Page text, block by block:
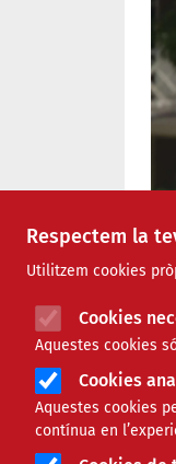
Respectem la
Utilitzem cookies
Cookies
Aquestes cookies
Cookies
Aquestes cookies
contínua en